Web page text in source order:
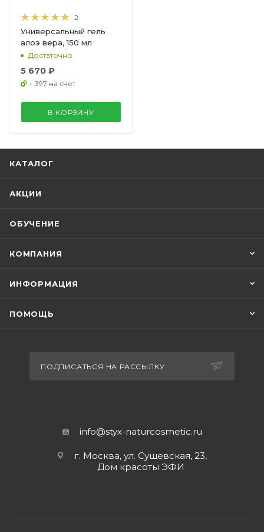
2
Универсальный гель
алоэ вера, 150 мл
Достаточно
5 670 ₽
+ 397 на счет
В КОРЗИНУ
КАТАЛОГ
АКЦИИ
ОБУЧЕНИЕ
КОМПАНИЯ
ИНФОРМАЦИЯ
ПОМОЩЬ
ПОДПИСАТЬСЯ НА РАССЫЛКУ
info@styx-naturcosmetic.ru
г. Москва, ул. Сущевская, 23,
Дом красоты ЭФИ